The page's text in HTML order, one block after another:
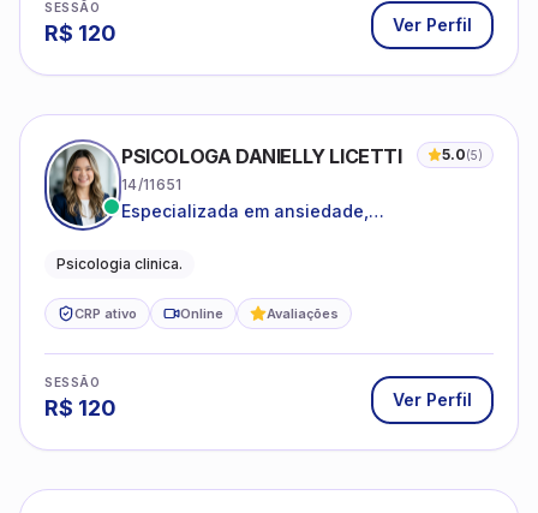
SESSÃO
R$ 120 Ver Perfil
PSICOLOGA DANIELLY LICETTI 5.0(5)
14/11651
Especializada em ansiedade,
Psicologia clinica.
CRP ativo Online Avaliações
SESSÃO
R$ 120 Ver Perfil